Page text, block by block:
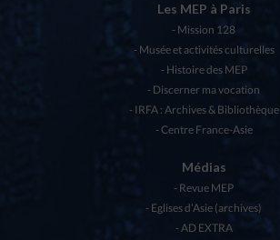
Les MEP à Paris
Mission 128
Musée et activités culturelles
Histoire des MEP
Discerner ma vocation
IRFA : Archives & Bibliothèque
Centre France-Asie
Médias
Revue MEP
Eglises d’Asie (archives)
AD EXTRA